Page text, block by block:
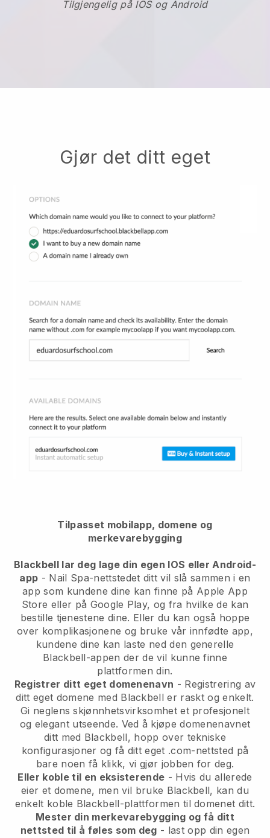
Tilgjengelig på IOS og Android
Gjør det ditt eget
Tilpasset mobilapp, domene og
merkevarebygging
Blackbell lar deg lage din egen IOS eller Android-
app - Nail Spa-nettstedet ditt vil slå sammen i en
app som kundene dine kan finne på Apple App
Store eller på Google Play, og fra hvilke de kan
bestille tjenestene dine. Eller du kan også hoppe
over komplikasjonene og bruke vår innfødte app,
kundene dine kan laste ned den generelle
Blackbell-appen der de vil kunne finne
plattformen din.
Registrer ditt eget domenenavn - Registrering av
ditt eget domene med Blackbell er raskt og enkelt.
Gi neglens skjønnhetsvirksomhet et profesjonelt
og elegant utseende. Ved å kjøpe domenenavnet
ditt med Blackbell, hopp over tekniske
konfigurasjoner og få ditt eget .com-nettsted på
bare noen få klikk, vi gjør jobben for deg.
Eller koble til en eksisterende - Hvis du allerede
eier et domene, men vil bruke Blackbell, kan du
enkelt koble Blackbell-plattformen til domenet ditt.
Mester din merkevarebygging og få ditt
nettsted til å føles som deg - last opp din egen